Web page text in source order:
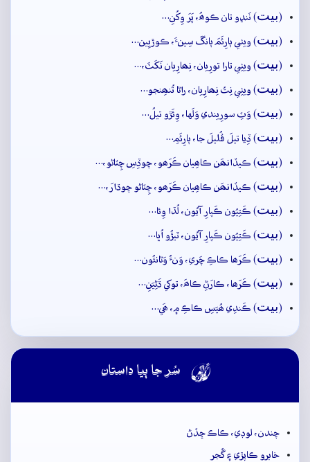
(بيت) نَنڍو تان ڪوھُ، پَرَ وِکُنِ…
(بيت) ويٺي ٻارِئَمَ ٻانگَ سِينءَ، ڪوڙيِين…
(بيت) ويٺِي تارا تورِيان، نِھارِيان نَکَٽَ،…
(بيت) ويٺِي نِتُ نِھارِيان، راڻا تُنھِنجو…
(بيت) وَٽِ سورِيندي وَلَها، وِئَڙو تيلُ…
(بيت) ڏِيا تيلَ ڦُليلَ جا، ٻارِئَمِ…
(بيت) ڪيڏانھَن ڪاھِيان ڪَرَھو، چوڏِسِ چِٽاڻو،…
(بيت) ڪيڏانھَن ڪاھِيان ڪَرَھو، چِٽاڻو چوڌارَ،…
(بيت) ڪَتِيُون ڪَپارِ آيُون، لُڌا وِئا…
(بيت) ڪَتِيُون ڪَپارِ آيُون، ٽيڙُو اُڀا…
(بيت) ڪَرَھا ڪاڪِ چَري، وَنءُ وَڻانئُون…
(بيت) ڪَرَھا، ڪارَڻِ ڪاھَ، توکي ڌَڻِيَنِ…
(بيت) ڪَندِي ھُيَسِ ڪاڪِ ۾، ھَي…
 سُر جا ٻيا داستان
چندن، لوڊي، ڪاڪ ڇڏڻ
خابرو ڪاپڙي ۽ گُجر